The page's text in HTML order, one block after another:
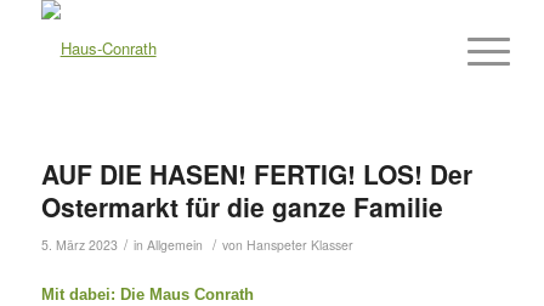
AUF DIE HASEN! FERTIG! LOS! Der
Ostermarkt für die ganze Familie
5. März 2023 / in Allgemein / von Hanspeter Klasser
Mit dabei: Die Maus Conrath